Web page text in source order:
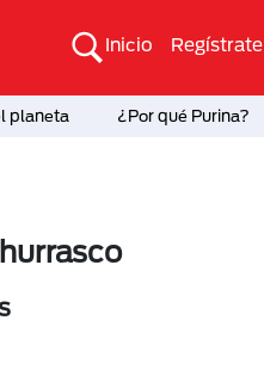
Inicio Regístrate
planeta ¿Por qué Purina?